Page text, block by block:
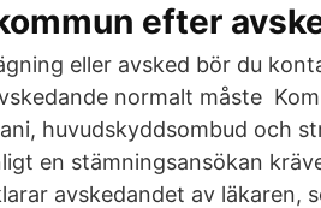
efter
eller avsked bör du
normalt måste
huvudskyddsombud och
en stämningsansökan
avskedandet av läkaren,